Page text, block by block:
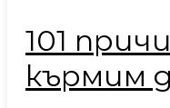
101
кърмим